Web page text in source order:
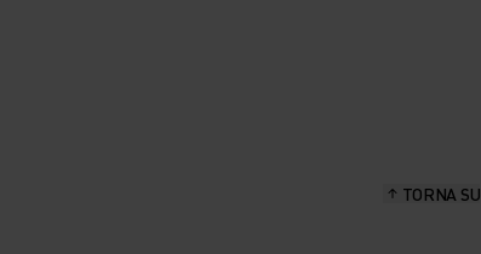
TORNA SU